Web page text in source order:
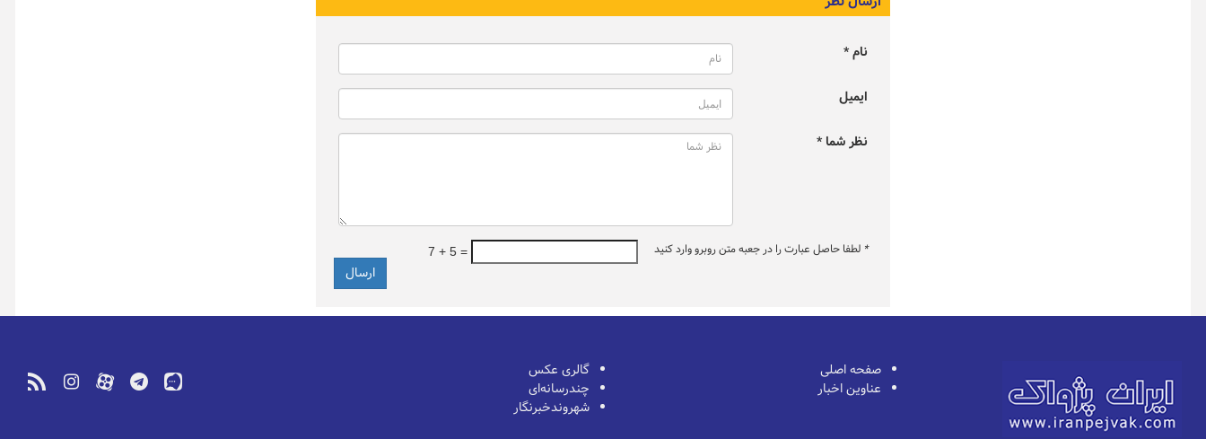
نام *
ایمیل
نظر شما *
* لطفا حاصل عبارت را در جعبه متن روبرو وارد کنید 7 + 5 =
صفحه اصلی
عناوین اخبار
گالری عکس
چندرسانه‌ای
شهروندخبرنگار